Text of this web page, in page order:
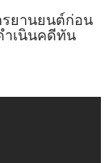
รยานยนต์ก่อน
ำเนินคดีทัน